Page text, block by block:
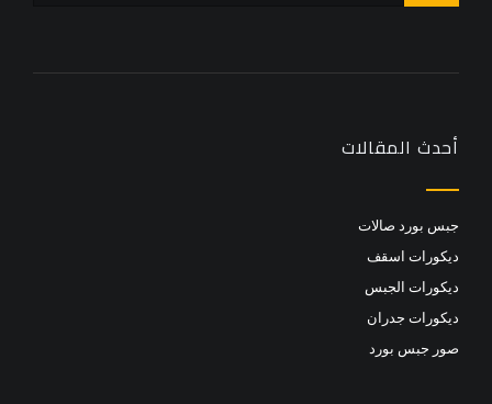
أحدث المقالات
جبس بورد صالات
ديكورات اسقف
ديكورات الجبس
ديكورات جدران
صور جبس بورد